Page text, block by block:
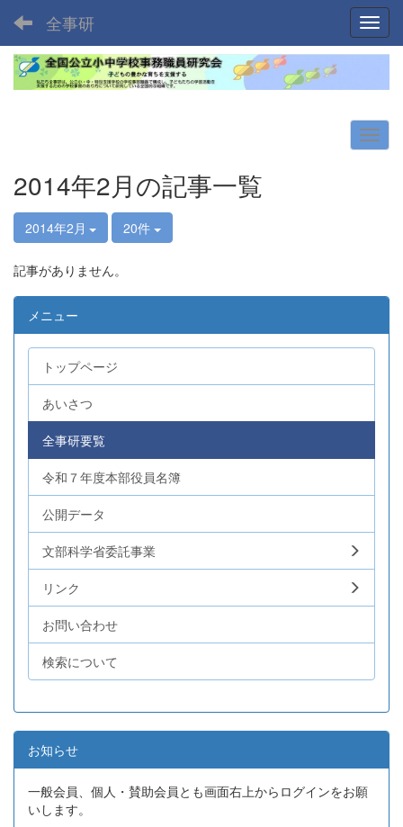
全事研
2014年2月の記事一覧
2014年2月 20件
記事がありません。
メニュー
トップページ
あいさつ
全事研要覧
令和７年度本部役員名簿
公開データ
文部科学省委託事業
リンク
お問い合わせ
検索について
お知らせ
一般会員、個人・賛助会員とも画面右上からログインをお願
いします。